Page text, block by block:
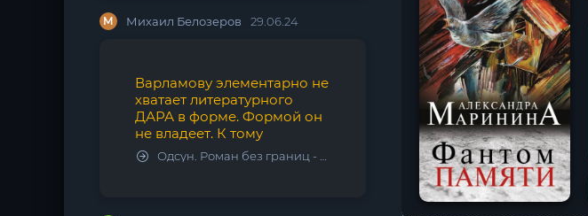
М Михаил Белозеров 29.06.24
Варламову элементарно не
хватает литературного
ДАРА в форме. Формой он
не владеет. К тому
Одсун. Роман без границ - Алексей Варламов